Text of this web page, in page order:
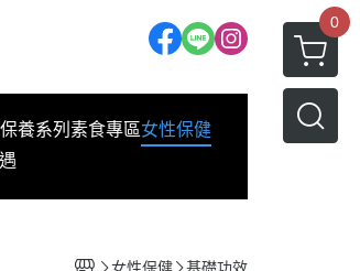
0
保養系列 素食專區女性保健